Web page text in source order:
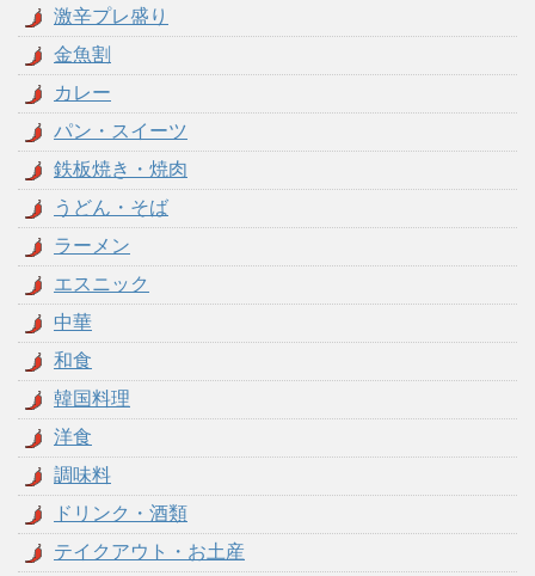
激辛プレ盛り
金魚割
カレー
パン・スイーツ
鉄板焼き・焼肉
うどん・そば
ラーメン
エスニック
中華
和食
韓国料理
洋食
調味料
ドリンク・酒類
テイクアウト・お土産